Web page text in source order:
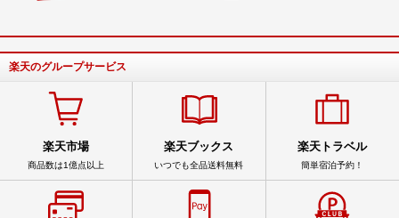
楽天のグループサービス
楽天市場
商品数は1億点以上
楽天ブックス
いつでも全品送料無料
楽天トラベル
簡単宿泊予約！